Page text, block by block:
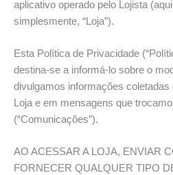
aplicativo operado pelo Lojista
simplesmente, “Loja”).
Esta Política de Privacidade
destina-se a informá-lo sobre o
divulgamos informações
Loja e em mensagens que
(“Comunicações”).
AO ACESSAR A LOJA, ENVIAR
FORNECER QUALQUER TIPO